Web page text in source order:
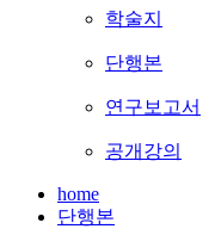
학술지
단행본
연구보고서
공개강의
home
단행본